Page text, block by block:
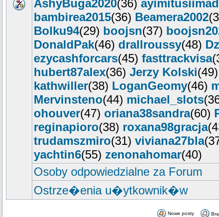
AshyBuga2020(36) ayimitusiimad
bambirea2015(36) Beamera2002
Bolku94(29) boojsn(37)
DonaldPak(46) drallroussy(48)
ezycashforcars(45) fasttrackvisa
hubert87alex(36) Jerzy Kolski
kathwiller(38) LoganGeomy(46)
Mervinsteno(44) michael_slots
ohouver(47) oriana38sandra(60)
reginapioro(38) roxana98gracja
trudamszmiro(31) viviana27bla
yachtin6(55) zenonahomar(40)
Osoby odpowiedzialne za Forum
Ostrze�enia u�ytkownik�w
Nowe posty